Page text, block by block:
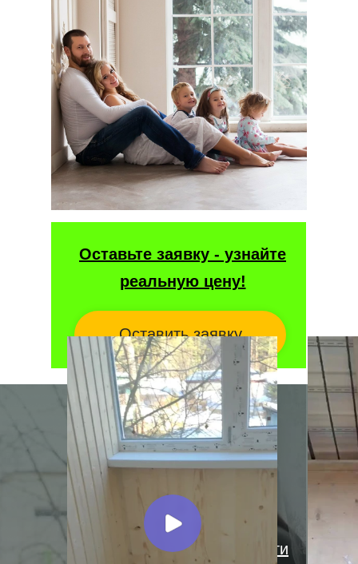
Оставьте заявку - узнайте
реальную цену!
Оставить заявку
Сейчас самое время
для
установки
пластиковых окон
Лучшие монтажные
бригады могут выйти